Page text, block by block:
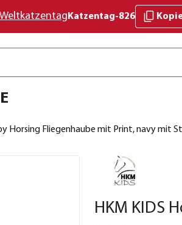
Katzentag-826
Horsing Fliegenhaube mit Print, navy mit
HKM KIDS